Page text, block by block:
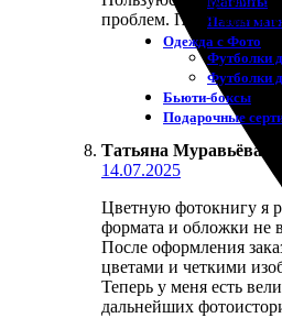
Пазлы
Одежда с Фото
Футболки
Футболки
Бьюти-боксы
Подарочные
проблем. Приятный и
Татьяна Муравьёва
14.07.2025
Цветную фотокнигу я
формата и обложки не
После оформления
цветами и четкими
Теперь у меня есть
дальнейших